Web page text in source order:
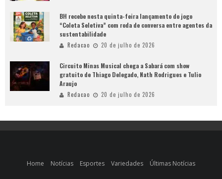
BH recebe nesta quinta-feira lançamento do jogo
“Coleta Seletiva” com roda de conversa entre agentes da
sustentabilidade
Redacao 20 de julho de 2026
Circuito Minas Musical chega a Sabará com show
gratuito de Thiago Delegado, Nath Rodrigues e Tulio
Araujo
Redacao 20 de julho de 2026
Home Notícias Esportes Variedades Últimas Notícias